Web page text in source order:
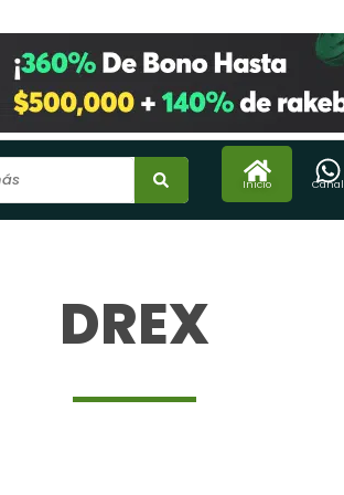
Inicio Canal
DREX